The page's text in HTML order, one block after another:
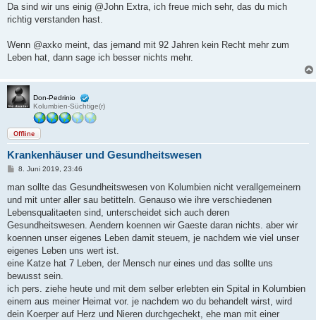
i
r
Da sind wir uns einig @John Extra, ich freue mich sehr, das du mich
richtig verstanden hast.
Wenn @axko meint, das jemand mit 92 Jahren kein Recht mehr zum
Leben hat, dann sage ich besser nichts mehr.
Don-Pedrinio
Kolumbien-Süchtige(r)
Offline
Krankenhäuser und Gesundheitswesen
B
i
r
a
8. Juni 2019, 23:46
man sollte das Gesundheitswesen von Kolumbien nicht verallgemeinern
und mit unter aller sau betitteln. Genauso wie ihre verschiedenen
Lebensqualitaeten sind, unterscheidet sich auch deren
Gesundheitswesen. Aendern koennen wir Gaeste daran nichts. aber wir
koennen unser eigenes Leben damit steuern, je nachdem wie viel unser
eigenes Leben uns wert ist.
eine Katze hat 7 Leben, der Mensch nur eines und das sollte uns
bewusst sein.
ich pers. ziehe heute und mit dem selber erlebten ein Spital in Kolumbien
einem aus meiner Heimat vor. je nachdem wo du behandelt wirst, wird
dein Koerper auf Herz und Nieren durchgechekt, ehe man mit einer